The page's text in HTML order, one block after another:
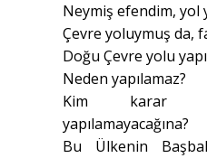
Neymiş efendim, yol
Çevre yoluymuş da,
Doğu Çevre yolu
Neden yapılamaz?
Kim karar
yapılamayacağına?
Bu Ülkenin